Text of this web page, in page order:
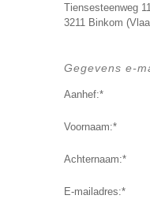
Tiensesteenweg
3211 Binkom
Gegevens e-
Aanhef:*
Voornaam:*
Achternaam:*
E-mailadres:*